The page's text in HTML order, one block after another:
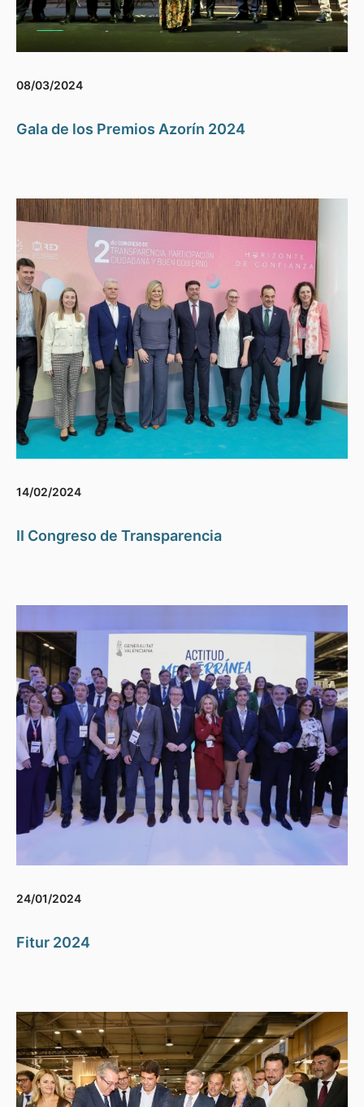
08/03/2024
Gala de los Premios Azorín 2024
14/02/2024
II Congreso de Transparencia
24/01/2024
Fitur 2024